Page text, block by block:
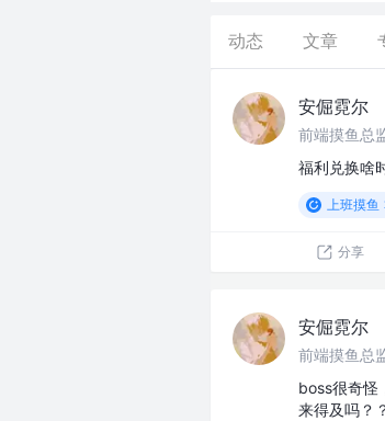
动态 文章
安倔霓尔
前端摸鱼总
福利兑换啥
上班摸鱼
分享
安倔霓尔
前端摸鱼总
boss很奇怪
来得及吗？